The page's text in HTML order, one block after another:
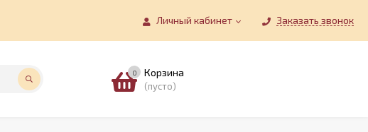
Личный кабинет Заказать звонок
0 Корзина
(пусто)